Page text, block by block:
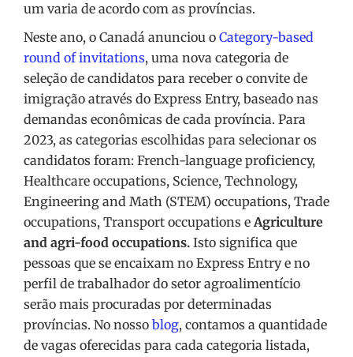
um varia de acordo com as províncias.
Neste ano, o Canadá anunciou o Category-based
round of invitations, uma nova categoria de
seleção de candidatos para receber o convite de
imigração através do Express Entry, baseado nas
demandas econômicas de cada província. Para
2023, as categorias escolhidas para selecionar os
candidatos foram: French-language proficiency,
Healthcare occupations, Science, Technology,
Engineering and Math (STEM) occupations, Trade
occupations, Transport occupations eAgriculture
and agri-food occupations. Isto significa que
pessoas que se encaixam no Express Entry e no
perfil de trabalhador do setor agroalimentício
serão mais procuradas por determinadas
províncias. No nosso blog, contamos a quantidade
de vagas oferecidas para cada categoria listada,